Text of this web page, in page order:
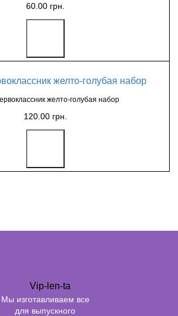
60.00 грн.
желто-голубая набор
120.00 грн.
Мы изготавливаем все
для выпускного